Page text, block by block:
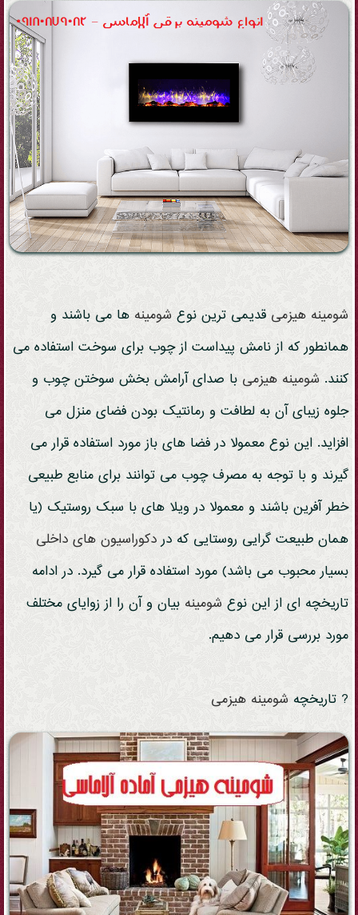
شومینه هیزمی قدیمی ترین نوع شومینه ها می باشند و
همانطور که از نامش پیداست از چوب برای سوخت استفاده می
کنند. شومینه هیزمی با صدای آرامش بخش سوختن چوب و
جلوه زیبای آن به لطافت و رمانتیک بودن فضای منزل می
افزاید. این نوع معمولا در فضا های باز مورد استفاده قرار می
گیرند و با توجه به مصرف چوب می توانند برای منابع طبیعی
خطر آفرین باشند و معمولا در ویلا های با سبک روستیک (یا
همان طبیعت گرایی روستایی که دردکوراسیون های داخلی
بسیار محبوب می باشد) مورد استفاده قرار می گیرد. در ادامه
تاریخچه ای از این نوع شومینه بیان و آن را از زوایای مختلف
مورد بررسی قرار می دهیم.
? تاریخچه شومینه هیزمی